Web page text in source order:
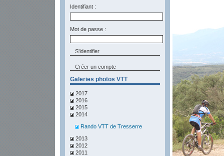
Identifiant :
Mot de passe :
Créer un compte
Galeries photos VTT
2017
2016
2015
2014
Rando VTT de Tresserre
2013
2012
2011